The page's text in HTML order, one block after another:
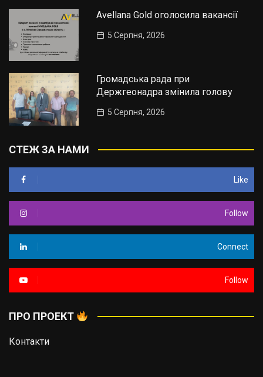
Avellana Gold оголосила вакансії
5 Серпня, 2026
Громадська рада при
Держгеонадра змінила голову
5 Серпня, 2026
СТЕЖ ЗА НАМИ
Like
Follow
Connect
Follow
ПРО ПРОЕКТ
Контакти